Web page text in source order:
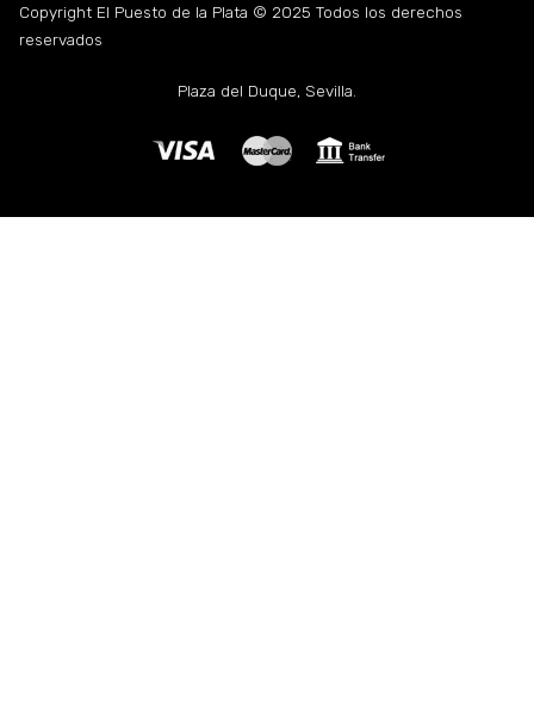
Copyright El Puesto de la Plata © 2025 Todos los derechos
reservados
Plaza del Duque, Sevilla.